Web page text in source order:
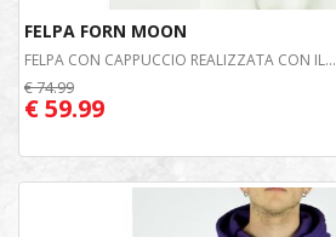
FELPA FORN MOON
FELPA CON CAPPUCCIO REALIZZATA CON IL...
€ 74.99
€ 59.99